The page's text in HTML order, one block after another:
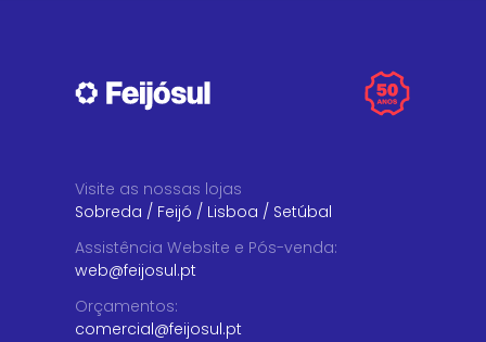
Visite as nossas lojas
Sobreda / Feijó / Lisboa / Setúbal
Assistência Website e Pós-venda:
web@feijosul.pt
Orçamentos:
comercial@feijosul.pt